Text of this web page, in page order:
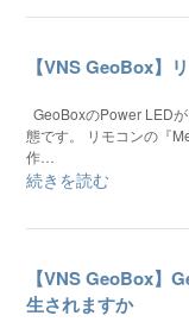
【VNS GeoBox】
GeoBoxのPower LED
態です。 リモコンの『
作…
続きを読む
【VNS GeoBox】
生されますか